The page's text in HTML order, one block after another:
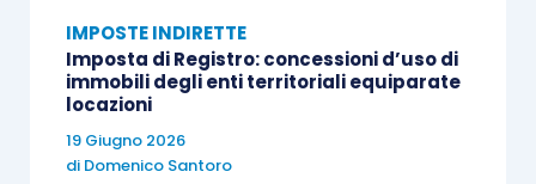
La Corte Costituzionale, investita della questione,
ha ritenuto l’articolo 1, comma 497 della L.
266/2005incostituzionale nella parte in cui non
prevede la facoltà di applicare tale metodo di
IMPOSTE INDIRETTE
Imposta di Registro: concessioni d’uso di
immobili degli enti territoriali equiparate
locazioni
19 Giugno 2026
di Domenico Santoro